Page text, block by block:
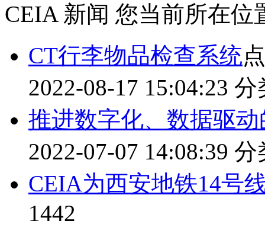
CEIA 新闻 您当前所在位
CT行李物品检查系统
2022-08-17 15:04:23 分
推进数字化、数据驱
2022-07-07 14:08:39 分
CEIA为西安地铁14号
1442